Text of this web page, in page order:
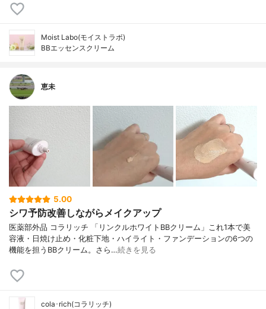
Moist Labo(モイストラボ)
BBエッセンスクリーム
恵未
5.00
シワ予防改善しながらメイクアップ
医薬部外品 コラリッチ 「リンクルホワイトBBクリーム」これ1本で美
容液・日焼け止め・化粧下地・ハイライト・ファンデーションの6つの
機能を担うBBクリーム。さら…続きを見る
cola･rich(コラリッチ)